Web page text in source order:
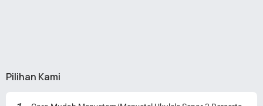
Pilihan Kami